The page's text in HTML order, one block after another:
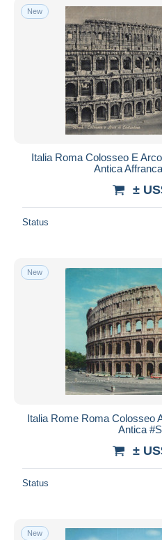
New
Italia Roma Colosseo E
Antica
±
Status
New
Italia Rome Roma Colosseo
Antica
±
Status
New